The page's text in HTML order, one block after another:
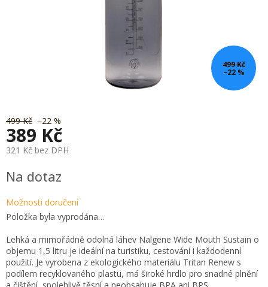
499 Kč
–22 %
499 Kč –22 %
389 Kč
321 Kč bez DPH
cena:
Na dotaz
Možnosti doručení
Položka byla vyprodána…
Lehká a mimořádně odolná láhev Nalgene Wide Mouth Sustain o
objemu 1,5 litru je ideální na turistiku, cestování i každodenní
použití. Je vyrobena z ekologického materiálu Tritan Renew s
podílem recyklovaného plastu, má široké hrdlo pro snadné plnění